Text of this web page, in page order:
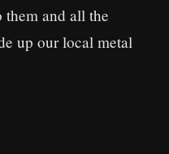
them and all the
up our local metal